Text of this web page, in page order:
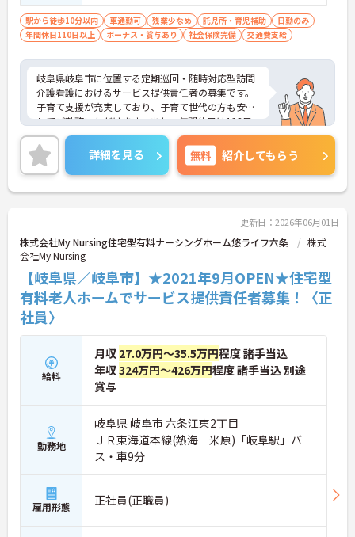
駅から徒歩10分以内 車通勤可 残業少なめ 託児所・育児補助
日勤のみ
年間休日110日以上
ボーナス・賞与あり 社会保険完備 交通費支給
岐阜県岐阜市に位置する定期巡回・随時対応型訪問
介護看護におけるサービス提供責任者の募集です。
子育て支援が充実しており、子育て世代の方も安心
してご勤務いただけます。また、年間休日は113日
もあり、プライベートとのメリハリのある働き方が
可能です。
ご興味のある方には、面接対策ポイントなど、さら
に詳細をお話しいたしますのでお気軽にご相談くだ
さい！
詳細を見る 無料 紹介してもらう
更新日：2026年06月01日
株式会社My Nursing住宅型有料ナーシングホーム悠ライフ六条
株式
会社My Nursing
【岐阜県／岐阜市】★2021年9月OPEN★住宅型
有料老人ホームでサービス提供責任者募集！〈正
社員〉
給料
月収 27.0万円～35.5万円程度 諸手当込
年収324万円～426万円程度 諸手当込 別途
賞与
勤務地
岐阜県 岐阜市 六条江東2丁目
ＪＲ東海道本線(熱海－米原)「岐阜駅」バ
ス・車9分
雇用形態 正社員(正職員)